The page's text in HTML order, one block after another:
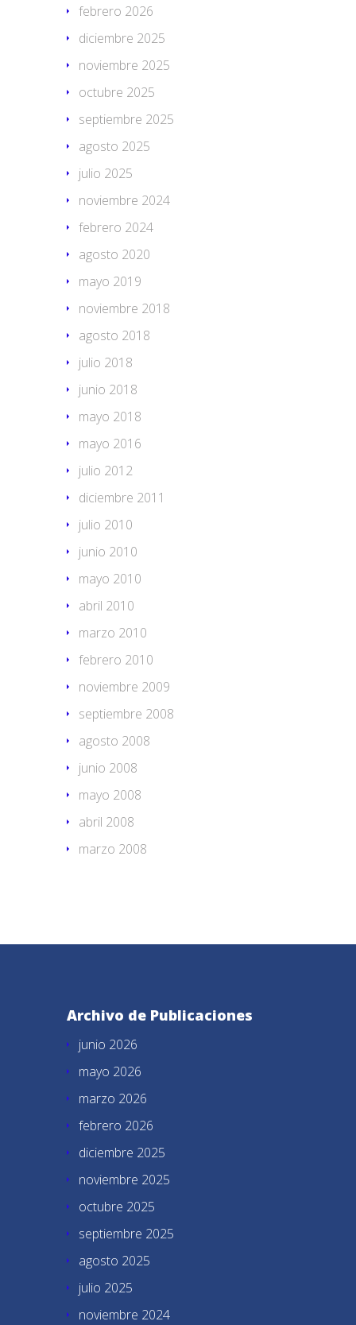
febrero 2026
diciembre 2025
noviembre 2025
octubre 2025
septiembre 2025
agosto 2025
julio 2025
noviembre 2024
febrero 2024
agosto 2020
mayo 2019
noviembre 2018
agosto 2018
julio 2018
junio 2018
mayo 2018
mayo 2016
julio 2012
diciembre 2011
julio 2010
junio 2010
mayo 2010
abril 2010
marzo 2010
febrero 2010
noviembre 2009
septiembre 2008
agosto 2008
junio 2008
mayo 2008
abril 2008
marzo 2008
Archivo de Publicaciones
junio 2026
mayo 2026
marzo 2026
febrero 2026
diciembre 2025
noviembre 2025
octubre 2025
septiembre 2025
agosto 2025
julio 2025
noviembre 2024